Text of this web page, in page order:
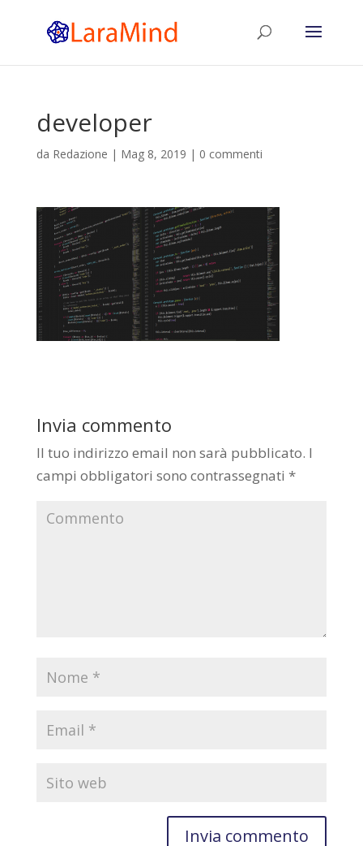
developer
da Redazione | Mag 8, 2019 | 0 commenti
Invia commento
Il tuo indirizzo email non sarà pubblicato. I
campi obbligatori sono contrassegnati *